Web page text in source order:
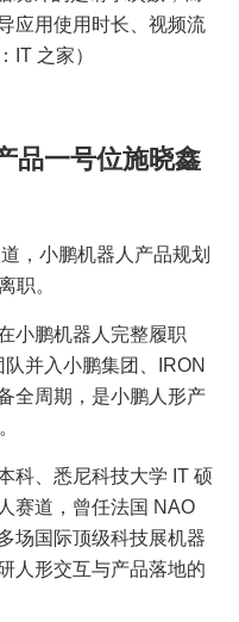
应用使用时长、视频流
IT 之家）
品一号位施晓鑫
，小鹏机器人产品规划
职。
小鹏机器人完整履职
并入小鹏集团、IRON
全周期，是小鹏人形产
科、悉尼科技大学 IT 硕
赛道，曾任法国 NAO
场国际顶级科技展机器
人形交互与产品落地的